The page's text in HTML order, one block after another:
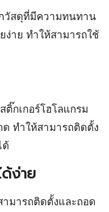
วัสดุที่มีความทนทาน
ง่าย ทำให้สามารถใช้
ติ๊กเกอร์โฮโลแกรม
ทำให้สามารถติดตั้ง
ด้
ง่าย
ามารถติดตั้งและถอด